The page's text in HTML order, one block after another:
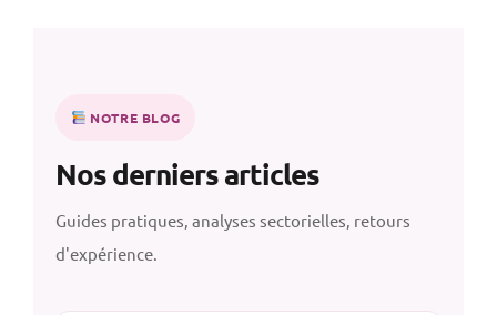
NOTRE BLOG
Nos derniers articles
Guides pratiques, analyses sectorielles, retours
d'expérience.